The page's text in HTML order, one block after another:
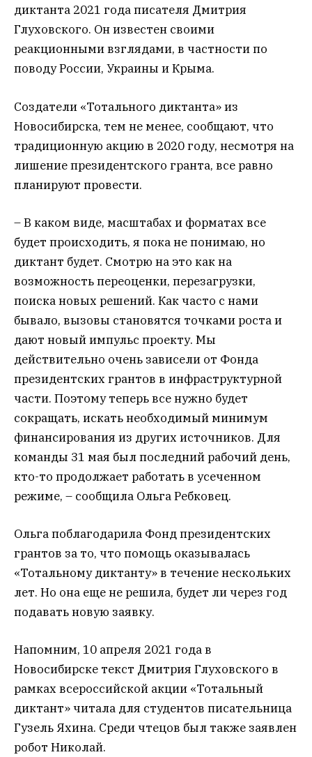
диктанта 2021 года писателя Дмитрия
Глуховского. Он известен своими
реакционными взглядами, в частности по
поводу России, Украины и Крыма.
Создатели «Тотального диктанта» из
Новосибирска, тем не менее, сообщают, что
традиционную акцию в 2020 году, несмотря на
лишение президентского гранта, все равно
планируют провести.
– В каком виде, масштабах и форматах все
будет происходить, я пока не понимаю, но
диктант будет. Смотрю на это как на
возможность переоценки, перезагрузки,
поиска новых решений. Как часто с нами
бывало, вызовы становятся точками роста и
дают новый импульс проекту. Мы
действительно очень зависели от Фонда
президентских грантов в инфраструктурной
части. Поэтому теперь все нужно будет
сокращать, искать необходимый минимум
финансирования из других источников. Для
команды 31 мая был последний рабочий день,
кто-то продолжает работать в усеченном
режиме, – сообщила Ольга Ребковец.
Ольга поблагодарила Фонд президентских
грантов за то, что помощь оказывалась
«Тотальному диктанту» в течение нескольких
лет. Но она еще не решила, будет ли через год
подавать новую заявку.
Напомним, 10 апреля 2021 года в
Новосибирске текст Дмитрия Глуховского в
рамках всероссийской акции «Тотальный
диктант» читала для студентов писательница
Гузель Яхина. Среди чтецов был также заявлен
робот Николай.